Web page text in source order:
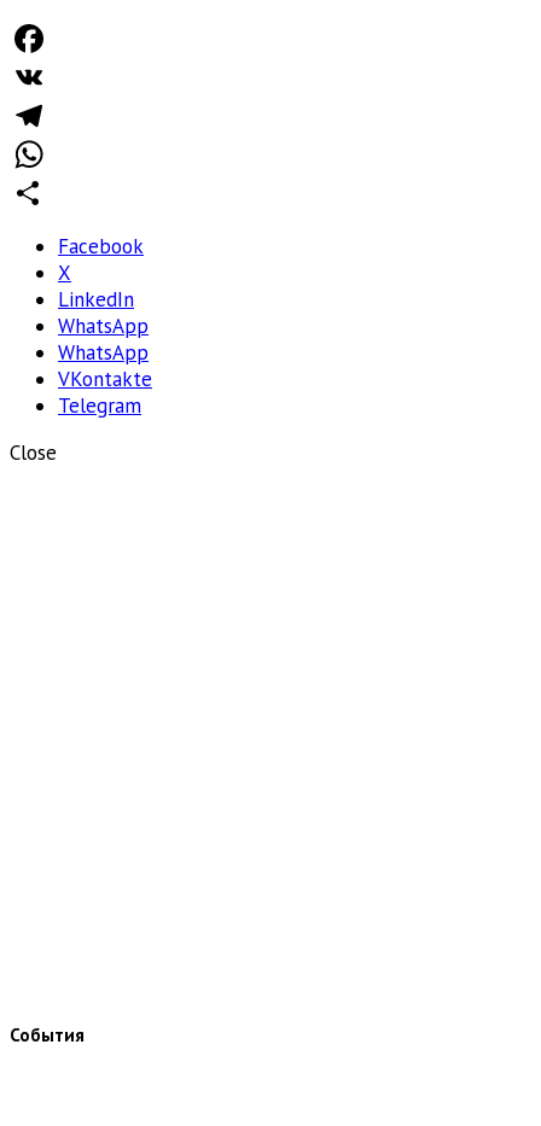
Facebook
VK
Telegram
WhatsApp
Facebook
X
LinkedIn
WhatsApp
WhatsApp
VKontakte
Telegram
Close
События